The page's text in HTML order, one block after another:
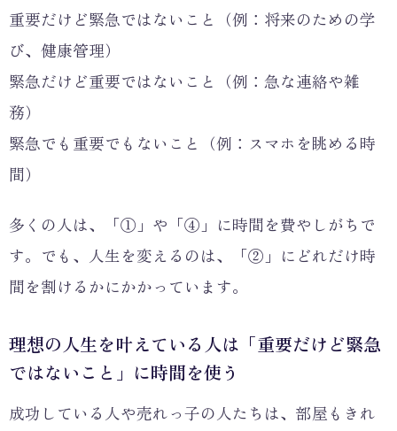
重要だけど緊急ではないこと（例：将来のための学
び、健康管理）
緊急だけど重要ではないこと（例：急な連絡や雑
務）
緊急でも重要でもないこと（例：スマホを眺める時
間）
多くの人は、「①」や「④」に時間を費やしがちで
す。でも、人生を変えるのは、「②」にどれだけ時
間を割けるかにかかっています。
理想の人生を叶えている人は「重要だけど緊急
ではないこと」に時間を使う
成功している人や売れっ子の人たちは、部屋もきれ